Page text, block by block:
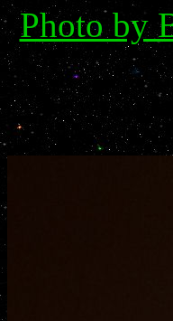
Photo by